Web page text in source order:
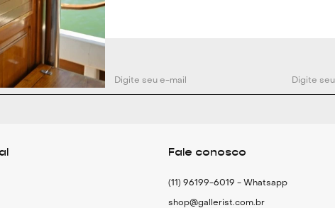
Fale conosco
(11) 96199-6019 - Whatsapp
shop@gallerist.com.br